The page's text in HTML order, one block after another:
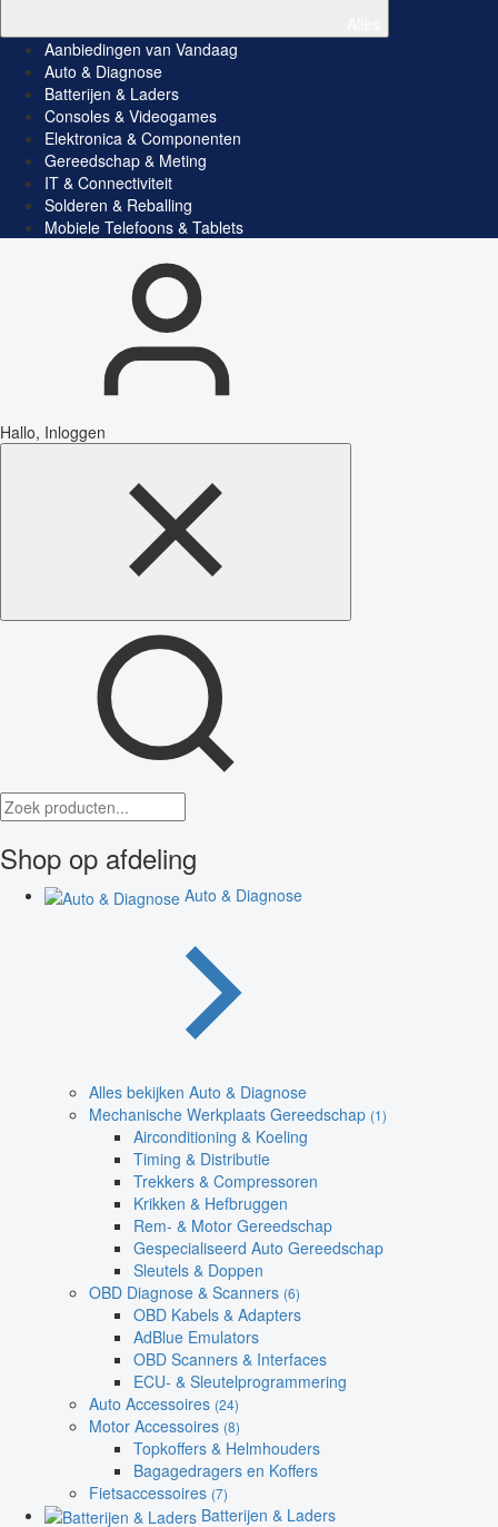
Aanbiedingen van Vandaag
Auto & Diagnose
Batterijen & Laders
Consoles & Videogames
Elektronica & Componenten
Gereedschap & Meting
IT & Connectiviteit
Solderen & Reballing
Mobiele Telefoons & Tablets
Hallo, Inloggen
Shop op afdeling
Auto & Diagnose
Alles bekijken Auto & Diagnose
Mechanische Werkplaats Gereedschap (1)
Airconditioning & Koeling
Timing & Distributie
Trekkers & Compressoren
Krikken & Hefbruggen
Rem- & Motor Gereedschap
Gespecialiseerd Auto Gereedschap
Sleutels & Doppen
OBD Diagnose & Scanners (6)
OBD Kabels & Adapters
AdBlue Emulators
OBD Scanners & Interfaces
ECU- & Sleutelprogrammering
Auto Accessoires (24)
Motor Accessoires (8)
Topkoffers & Helmhouders
Bagagedragers en Koffers
Fietsaccessoires (7)
Batterijen & Laders